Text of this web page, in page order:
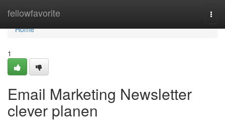
fellowfavorite
Home
Home
1
Email Marketing Newsletter
clever planen